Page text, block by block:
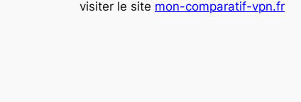
visiter le site mon-comparatif-vpn.fr